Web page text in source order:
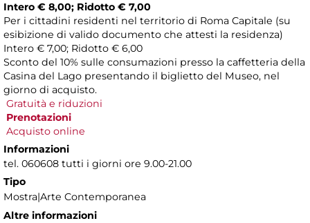
Intero € 8,00; Ridotto € 7,00
Per i cittadini residenti nel territorio di Roma Capitale (su
esibizione di valido documento che attesti la residenza)
Intero € 7,00; Ridotto € 6,00
Sconto del 10% sulle consumazioni presso la caffetteria della
Casina del Lago presentando il biglietto del Museo, nel
giorno di acquisto.
Gratuità e riduzioni
Prenotazioni
Acquisto online
Informazioni
tel. 060608 tutti i giorni ore 9.00-21.00
Tipo
Mostra|Arte Contemporanea
Altre informazioni